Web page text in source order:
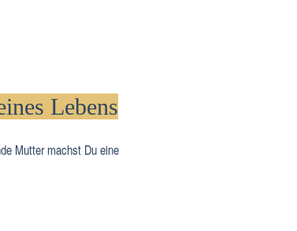
Lebens
Mutter machst Du eine